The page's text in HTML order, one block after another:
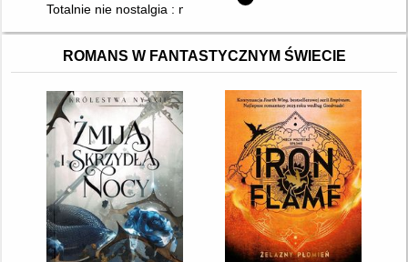
Totalnie nie nostalgia : memuar
ROMANS W FANTASTYCZNYM ŚWIECIE